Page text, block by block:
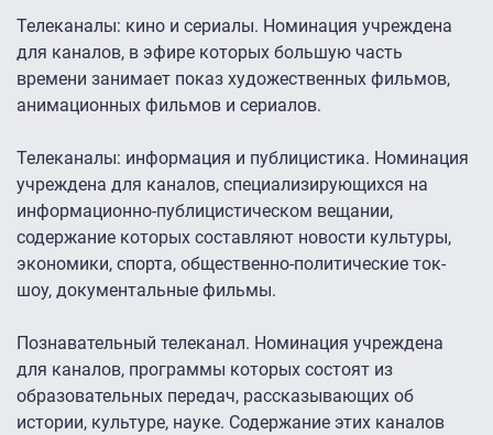
Телеканалы: кино и сериалы. Номинация учреждена
для каналов, в эфире которых большую часть
времени занимает показ художественных фильмов,
анимационных фильмов и сериалов.
Телеканалы: информация и публицистика. Номинация
учреждена для каналов, специализирующихся на
информационно-публицистическом вещании,
содержание которых составляют новости культуры,
экономики, спорта, общественно-политические ток-
шоу, документальные фильмы.
Познавательный телеканал. Номинация учреждена
для каналов, программы которых состоят из
образовательных передач, рассказывающих об
истории, культуре, науке. Содержание этих каналов